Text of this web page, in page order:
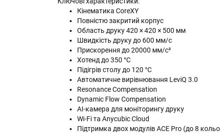
Кінематика CoreXY
Повністю закритий корпус
Область друку 420 × 420 × 500 мм
Швидкість друку до 600 мм/с
Прискорення до 20000 мм/с²
Хотенд до 350 °C
Підігрів столу до 120 °C
Автоматичне вирівнювання LeviQ 3.0
Resonance Compensation
Dynamic Flow Compensation
AI-камера для моніторингу друку
Wi-Fi та Anycubic Cloud
Підтримка двох модулів ACE Pro (до 8